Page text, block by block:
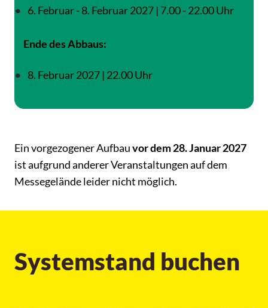
6. Februar - 8. Februar 2027 | 7.00 - 22.00 Uhr
Ende des Abbaus:
8. Februar 2027 | 22.00 Uhr
Ein vorgezogener Aufbauvor dem 28. Januar 2027
ist aufgrund anderer Veranstaltungen auf dem
Messegelände leider nicht möglich.
Systemstand buchen